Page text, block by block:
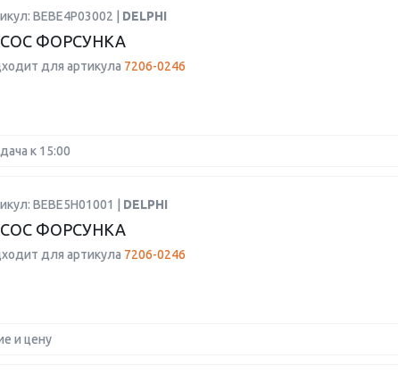
BEBE4P03002 | DELPHI
ФОРСУНКА
для артикула 7206-0246
к 15:00
BEBE5H01001 | DELPHI
ФОРСУНКА
для артикула 7206-0246
и цену